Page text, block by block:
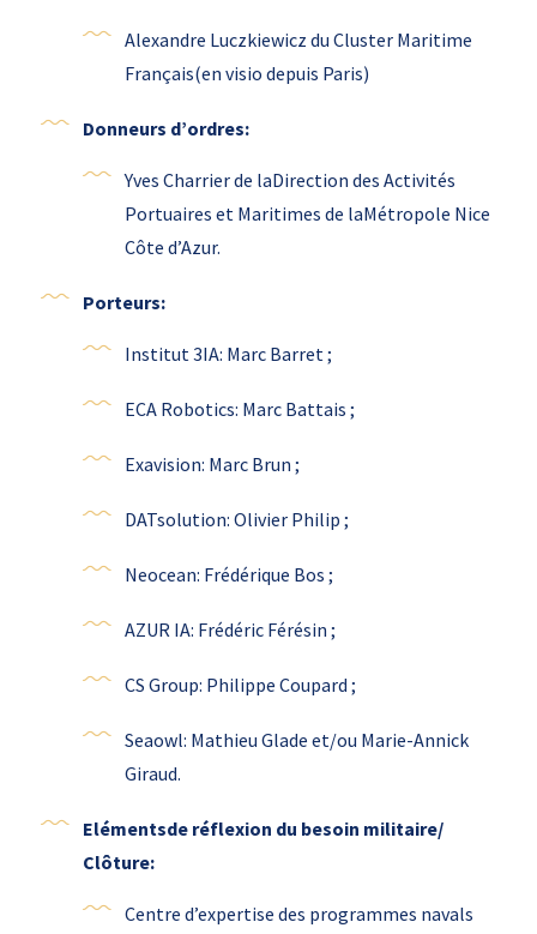
Alexandre Luczkiewicz du Cluster Maritime
Français(en visio depuis Paris)
Donneurs d’ordres:
Yves Charrier de laDirection des Activités
Portuaires et Maritimes de laMétropole Nice
Côte d’Azur.
Porteurs:
Institut 3IA: Marc Barret ;
ECA Robotics: Marc Battais ;
Exavision: Marc Brun ;
DATsolution: Olivier Philip ;
Neocean: Frédérique Bos ;
AZUR IA: Frédéric Férésin ;
CS Group: Philippe Coupard ;
Seaowl: Mathieu Glade et/ou Marie-Annick
Giraud.
Elémentsde réflexion du besoin militaire/
Clôture:
Centre d’expertise des programmes navals